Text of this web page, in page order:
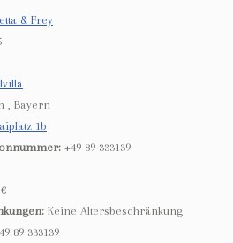
& Frey
, Bayern
1b
+49 89 333139
Keine Altersbeschränkung
89 333139